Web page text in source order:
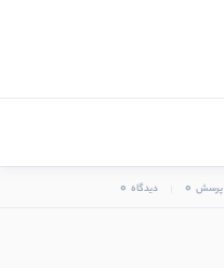
پرسش 0 دیدگاه 0